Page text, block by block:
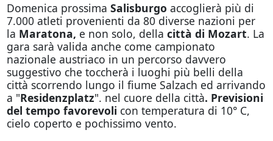
Domenica prossima Salisburgo accoglierà più di
7.000 atleti provenienti da 80 diverse nazioni per
la Maratona, e non solo, della città di Mozart. La
gara sarà valida anche come campionato
nazionale austriaco in un percorso davvero
suggestivo che toccherà i luoghi più belli della
città scorrendo lungo il fiume Salzach ed arrivando
a "Residenzplatz". nel cuore della città. Previsioni
del tempo favorevoli con temperatura di 10° C,
cielo coperto e pochissimo vento.